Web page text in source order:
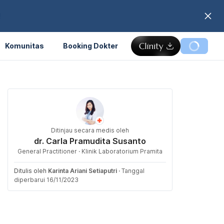
Komunitas Booking Dokter
Ditinjau secara medis oleh
dr. Carla Pramudita Susanto
General Practitioner · Klinik Laboratorium Pramita
Ditulis oleh Karinta Ariani Setiaputri · Tanggal
diperbarui 16/11/2023